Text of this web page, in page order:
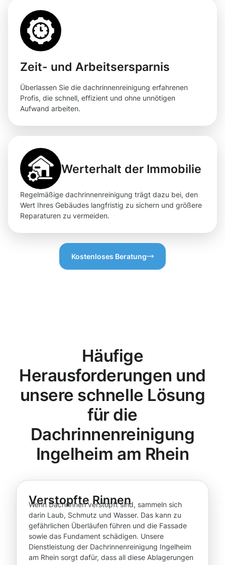
Zeit- und Arbeitsersparnis
Überlassen Sie die dachrinnenreinigung erfahrenen
Profis, die schnell, effizient und ohne unnötigen
Aufwand arbeiten.
Werterhalt der Immobilie
Regelmäßige dachrinnenreinigung trägt dazu bei, den
Wert Ihres Gebäudes langfristig zu sichern und größere
Reparaturen zu vermeiden.
Kostenloses Beratung
Häufige
Herausforderungen und
unsere schnelle Lösung
für die
Dachrinnenreinigung
Ingelheim am Rhein
Verstopfte Rinnen
Wenn Dachrinnen verstopft sind, sammeln sich
darin Laub, Schmutz und Wasser. Das kann zu
gefährlichen Überläufen führen und die Fassade
sowie das Fundament schädigen. Unsere
Dienstleistung der Dachrinnenreinigung Ingelheim
am Rhein sorgt dafür, dass all diese Ablagerungen